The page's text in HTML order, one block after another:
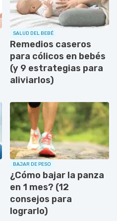
SALUD DEL BEBÉ
Remedios caseros
para cólicos en bebés
(y 9 estrategias para
aliviarlos)
BAJAR DE PESO
¿Cómo bajar la panza
en 1 mes? (12
consejos para
lograrlo)